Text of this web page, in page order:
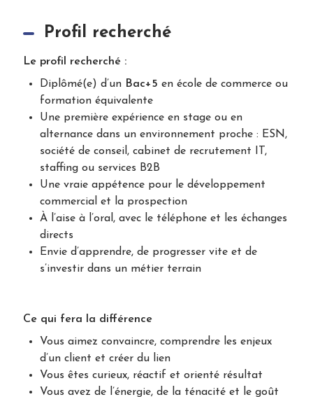
Profil recherché
Le profil recherché :
Diplômé(e) d’un Bac+5 en école de commerce ou
formation équivalente
Une première expérience en stage ou en
alternance dans un environnement proche : ESN,
société de conseil, cabinet de recrutement IT,
staffing ou services B2B
Une vraie appétence pour le développement
commercial et la prospection
À l’aise à l’oral, avec le téléphone et les échanges
directs
Envie d’apprendre, de progresser vite et de
s’investir dans un métier terrain
Ce qui fera la différence
Vous aimez convaincre, comprendre les enjeux
d’un client et créer du lien
Vous êtes curieux, réactif et orienté résultat
Vous avez de l’énergie, de la ténacité et le goût